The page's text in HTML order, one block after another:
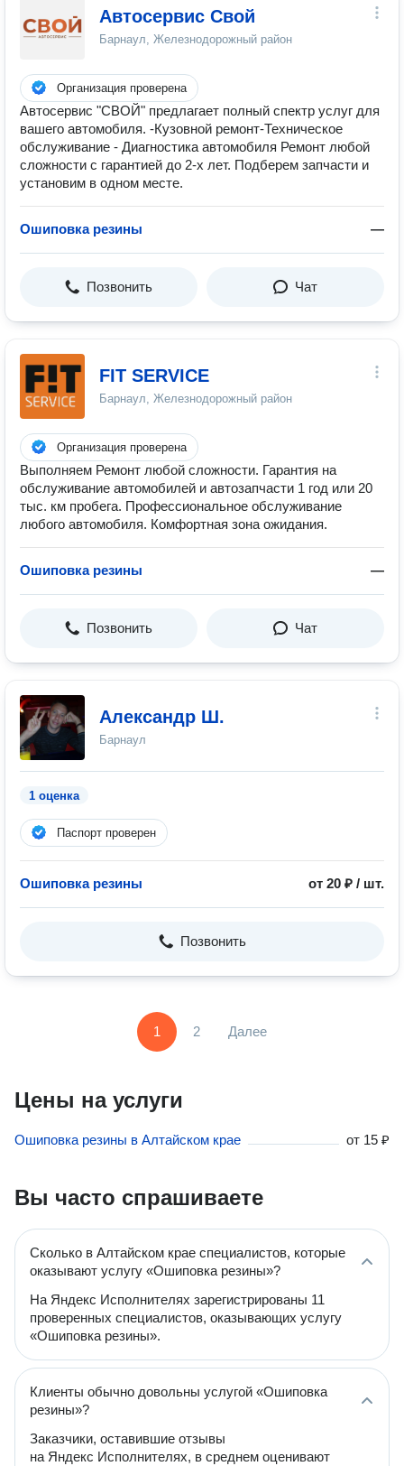
Автосервис Свой
Барнаул, Железнодорожный район
Организация проверена
Автосервис "СВОЙ" предлагает полный спектр услуг для
вашего автомобиля. -Кузовной ремонт-Техническое
обслуживание - Диагностика автомобиля Ремонт любой
сложности с гарантией до 2-х лет. Подберем запчасти и
установим в одном месте.
Ошиповка резины —
Позвонить Чат
FIT SERVICE
Барнаул, Железнодорожный район
Организация проверена
Выполняем Ремонт любой сложности. Гарантия на
обслуживание автомобилей и автозапчасти 1 год или 20
тыс. км пробега. Профессиональное обслуживание
любого автомобиля. Комфортная зона ожидания.
Ошиповка резины —
Позвонить Чат
Александр Ш.
Барнаул
1 оценка
Паспорт проверен
Ошиповка резины от 20 ₽ / шт.
Позвонить
1 2 Далее
Цены на услуги
Ошиповка резины в Алтайском крае от 15 ₽
Вы часто спрашиваете
Сколько в Алтайском крае специалистов, которые
оказывают услугу «Ошиповка резины»?
На Яндекс Исполнителях зарегистрированы 11
проверенных специалистов, оказывающих услугу
«Ошиповка резины».
Клиенты обычно довольны услугой «Ошиповка
резины»?
Заказчики, оставившие отзывы
на Яндекс Исполнителях, в среднем оценивают